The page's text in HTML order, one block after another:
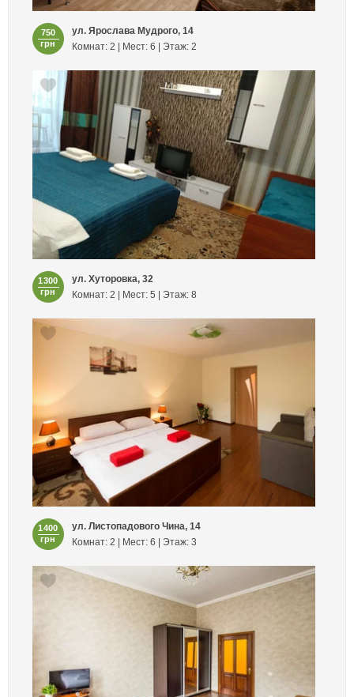
750
грн
ул. Ярослава Мудрого, 14
Комнат: 2 | Мест: 6 | Этаж: 2
1300
грн
ул. Хуторовка, 32
Комнат: 2 | Мест: 5 | Этаж: 8
1400
грн
ул. Листопадового Чина, 14
Комнат: 2 | Мест: 6 | Этаж: 3